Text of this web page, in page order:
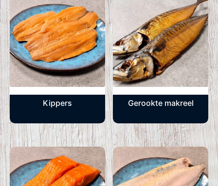
Kippers Gerookte makreel